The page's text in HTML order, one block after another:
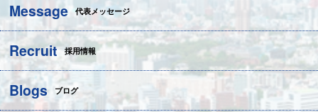
Message 代表メッセージ
Recruit 採用情報
Blogs ブログ